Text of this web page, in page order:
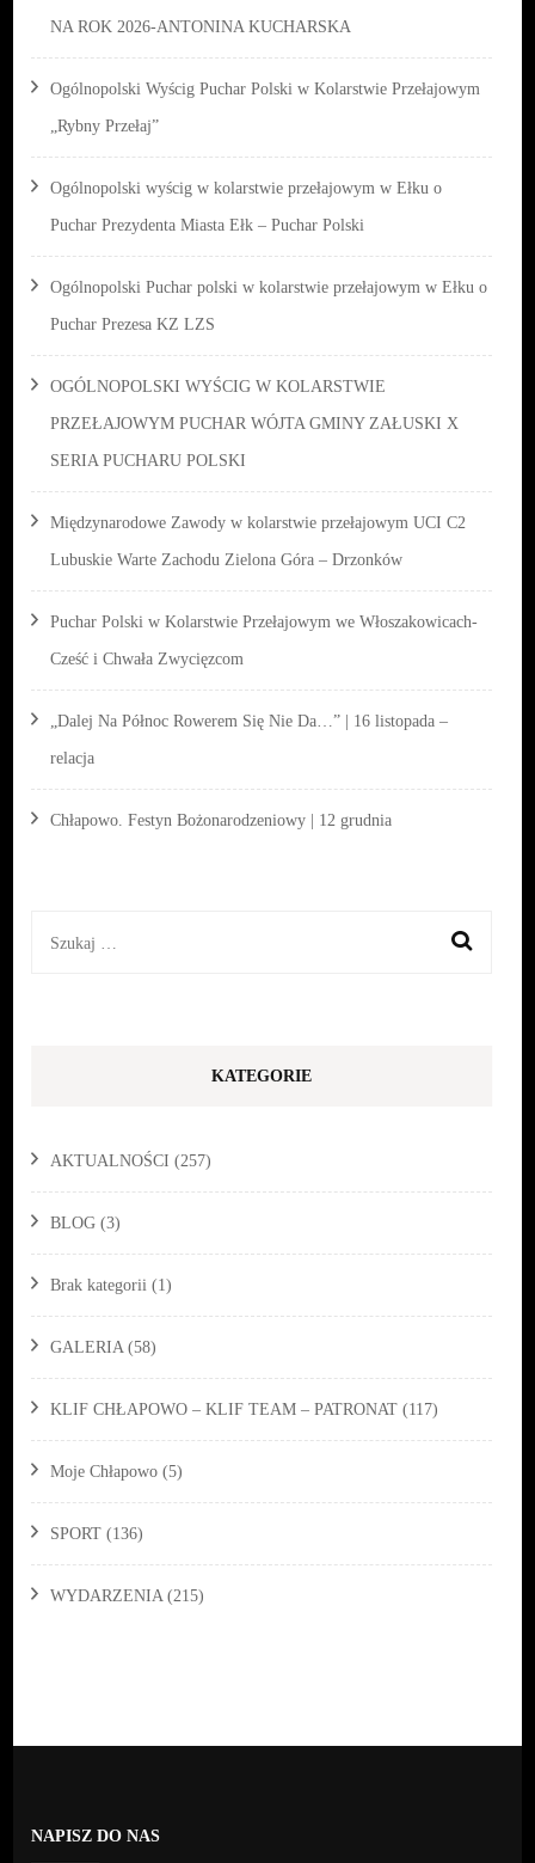
NA ROK 2026-ANTONINA KUCHARSKA
Ogólnopolski Wyścig Puchar Polski w Kolarstwie Przełajowym
„Rybny Przełaj”
Ogólnopolski wyścig w kolarstwie przełajowym w Ełku o
Puchar Prezydenta Miasta Ełk – Puchar Polski
Ogólnopolski Puchar polski w kolarstwie przełajowym w Ełku o
Puchar Prezesa KZ LZS
OGÓLNOPOLSKI WYŚCIG W KOLARSTWIE
PRZEŁAJOWYM PUCHAR WÓJTA GMINY ZAŁUSKI X
SERIA PUCHARU POLSKI
Międzynarodowe Zawody w kolarstwie przełajowym UCI C2
Lubuskie Warte Zachodu Zielona Góra – Drzonków
Puchar Polski w Kolarstwie Przełajowym we Włoszakowicach-
Cześć i Chwała Zwycięzcom
„Dalej Na Północ Rowerem Się Nie Da…” | 16 listopada –
relacja
Chłapowo. Festyn Bożonarodzeniowy | 12 grudnia
Szukaj:
KATEGORIE
AKTUALNOŚCI (257)
BLOG (3)
Brak kategorii (1)
GALERIA (58)
KLIF CHŁAPOWO – KLIF TEAM – PATRONAT (117)
Moje Chłapowo (5)
SPORT (136)
WYDARZENIA (215)
NAPISZ DO NAS